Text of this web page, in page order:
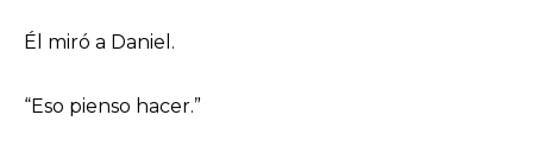
Él miró a Daniel.
“Eso pienso hacer.”